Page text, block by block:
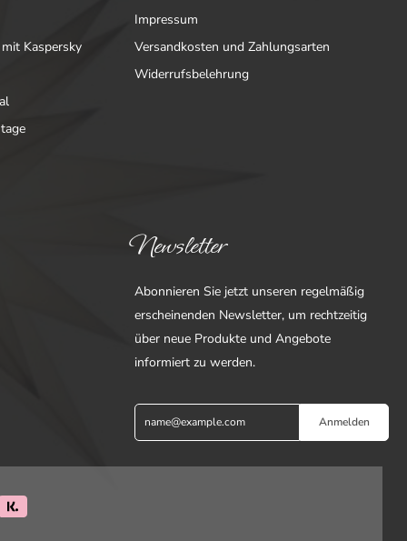
Kaspersky
Impressum
Versandkosten und Zahlungsarten
Widerrufsbelehrung
Newsletter
Abonnieren Sie jetzt unseren regelmäßig
erscheinenden Newsletter, um rechtzeitig
über neue Produkte und Angebote
informiert zu werden.
Anmelden